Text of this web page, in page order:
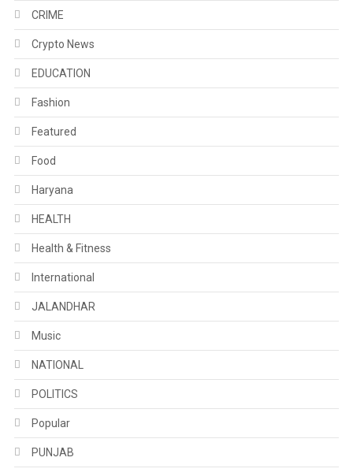
CRIME
Crypto News
EDUCATION
Fashion
Featured
Food
Haryana
HEALTH
Health & Fitness
International
JALANDHAR
Music
NATIONAL
POLITICS
Popular
PUNJAB